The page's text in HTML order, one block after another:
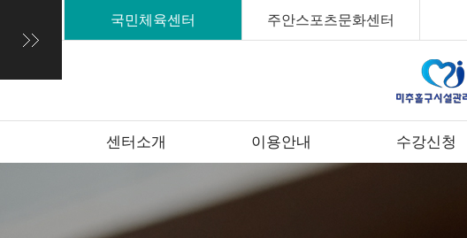
국민체육센터 주안스포츠문화센터
센터소개 이용안내 수강신청